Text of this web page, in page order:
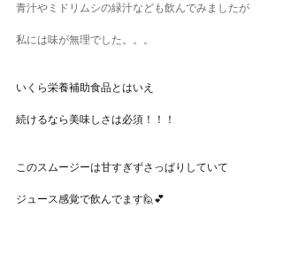
青汁やミドリムシの緑汁なども飲んでみましたが
私には味が無理でした。。。
いくら栄養補助食品とはいえ
続けるなら美味しさは必須！！！
このスムージーは甘すぎずさっぱりしていて
ジュース感覚で飲んでます🙋💕